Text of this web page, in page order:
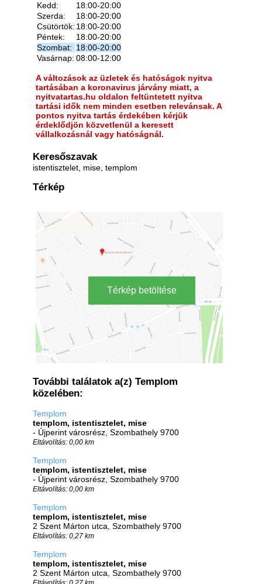
Kedd:
18:00-20:00
Szerda:
18:00-20:00
Csütörtök: 18:00-20:00
Péntek:
18:00-20:00
Szombat: 18:00-20:00
Vasárnap: 08:00-12:00
A változások az üzletek és hatóságok nyitva
tartásában a koronavirus járvány miatt, a
nyitvatartas.hu oldalon feltüntetett nyitva
tartási idők nem minden esetben relevánsak. A
pontos nyitva tartás érdekében kérjük
érdeklődjön közvetlenül a keresett
vállalkozásnál vagy hatóságnál.
Keresőszavak
istentisztelet, mise, templom
Térkép
Térkép betöltése
További találatok a(z) Templom
közelében:
Templom
templom, istentisztelet, mise
- Újperint városrész, Szombathely 9700
Eltávolítás: 0,00 km
Templom
templom, istentisztelet, mise
- Újperint városrész, Szombathely 9700
Eltávolítás: 0,00 km
Templom
templom, istentisztelet, mise
2 Szent Márton utca, Szombathely 9700
Eltávolítás: 0,27 km
Templom
templom, istentisztelet, mise
2 Szent Márton utca, Szombathely 9700